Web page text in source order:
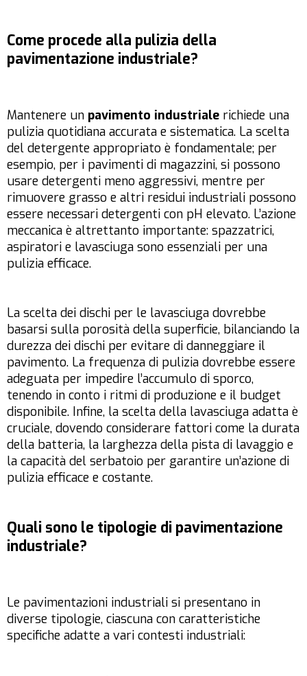
Come procede alla pulizia della
pavimentazione industriale?
Mantenere un pavimento industriale richiede una
pulizia quotidiana accurata e sistematica. La scelta
del detergente appropriato è fondamentale; per
esempio, per i pavimenti di magazzini, si possono
usare detergenti meno aggressivi, mentre per
rimuovere grasso e altri residui industriali possono
essere necessari detergenti con pH elevato. L’azione
meccanica è altrettanto importante: spazzatrici,
aspiratori e lavasciuga sono essenziali per una
pulizia efficace.
La scelta dei dischi per le lavasciuga dovrebbe
basarsi sulla porosità della superficie, bilanciando la
durezza dei dischi per evitare di danneggiare il
pavimento. La frequenza di pulizia dovrebbe essere
adeguata per impedire l’accumulo di sporco,
tenendo in conto i ritmi di produzione e il budget
disponibile. Infine, la scelta della lavasciuga adatta è
cruciale, dovendo considerare fattori come la durata
della batteria, la larghezza della pista di lavaggio e
la capacità del serbatoio per garantire un’azione di
pulizia efficace e costante.
Quali sono le tipologie di pavimentazione
industriale?
Le pavimentazioni industriali si presentano in
diverse tipologie, ciascuna con caratteristiche
specifiche adatte a vari contesti industriali: